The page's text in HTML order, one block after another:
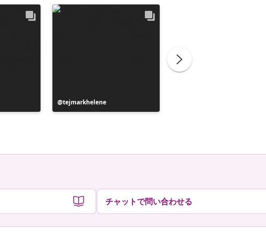
投
稿
tejmarkhelene
チャットで問い合わせる